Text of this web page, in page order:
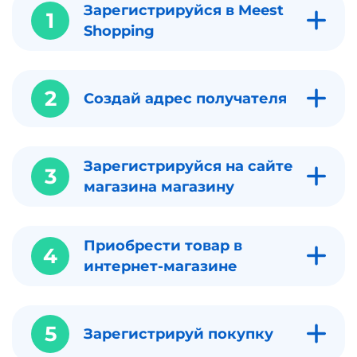
1
Зарегистрируйся в Meest
Shopping
2 Создай адрес получателя
3
Зарегистрируйся на сайте
магазина магазину
4
Приобрести товар в
интернет-магазине
5 Зарегистрируй покупку